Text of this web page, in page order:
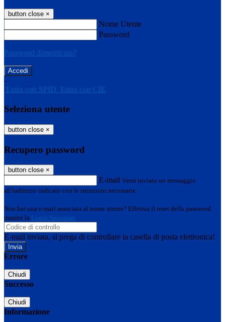
button close ×
Nome Utente
Password
Password dimenticata?
-
Entra con SPID Entra con CIE
Seleziona utente
button close ×
Recupero password
button close ×
E-mail Verrà inviato un messaggio
all'indirizzo indicato con le istruzioni necessarie.
Non hai una e-mail associata al nome utente? Effettua il reset della password
tramite la Login Spaggiari
E-mail inviata, si prega di controllare la casella di posta elettronica!
Errore
Chiudi
Successo
Chiudi
Informazione